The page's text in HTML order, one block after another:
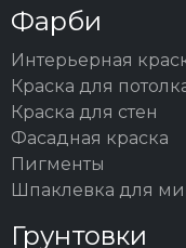
Фарби
Интерьерная
Краска для
Краска для стен
Фасадная краска
Пигменты
Шпаклевка для
Грунтовки